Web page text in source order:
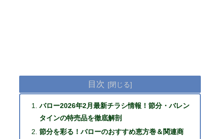
目次
バロー2026年2月最新チラシ情報！節分・バレン
タインの特売品を徹底解剖
節分を彩る！バローのおすすめ恵方巻＆関連商